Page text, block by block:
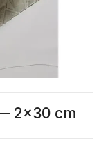
2x30 cm